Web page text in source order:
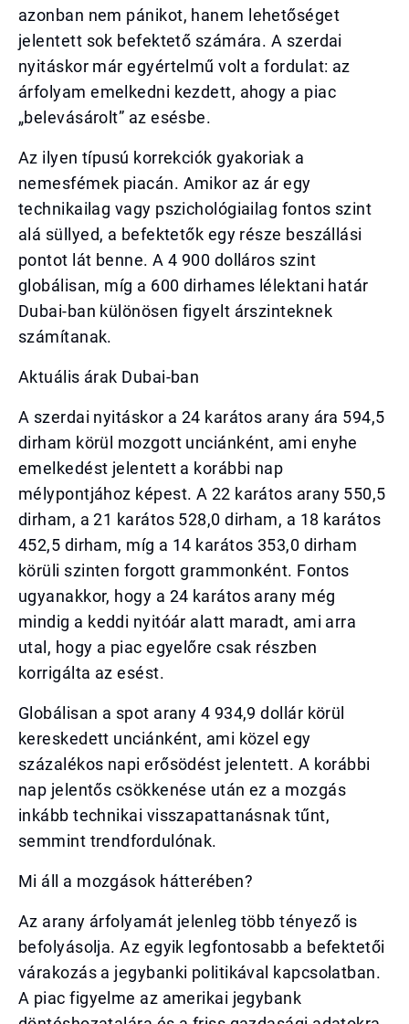
azonban nem pánikot, hanem lehetőséget
jelentett sok befektető számára. A szerdai
nyitáskor már egyértelmű volt a fordulat: az
árfolyam emelkedni kezdett, ahogy a piac
„belevásárolt” az esésbe.
Az ilyen típusú korrekciók gyakoriak a
nemesfémek piacán. Amikor az ár egy
technikailag vagy pszichológiailag fontos szint
alá süllyed, a befektetők egy része beszállási
pontot lát benne. A 4 900 dolláros szint
globálisan, míg a 600 dirhames lélektani határ
Dubai-ban különösen figyelt árszinteknek
számítanak.
Aktuális árak Dubai-ban
A szerdai nyitáskor a 24 karátos arany ára 594,5
dirham körül mozgott unciánként, ami enyhe
emelkedést jelentett a korábbi nap
mélypontjához képest. A 22 karátos arany 550,5
dirham, a 21 karátos 528,0 dirham, a 18 karátos
452,5 dirham, míg a 14 karátos 353,0 dirham
körüli szinten forgott grammonként. Fontos
ugyanakkor, hogy a 24 karátos arany még
mindig a keddi nyitóár alatt maradt, ami arra
utal, hogy a piac egyelőre csak részben
korrigálta az esést.
Globálisan a spot arany 4 934,9 dollár körül
kereskedett unciánként, ami közel egy
százalékos napi erősödést jelentett. A korábbi
nap jelentős csökkenése után ez a mozgás
inkább technikai visszapattanásnak tűnt,
semmint trendfordulónak.
Mi áll a mozgások hátterében?
Az arany árfolyamát jelenleg több tényező is
befolyásolja. Az egyik legfontosabb a befektetői
várakozás a jegybanki politikával kapcsolatban.
A piac figyelme az amerikai jegybank